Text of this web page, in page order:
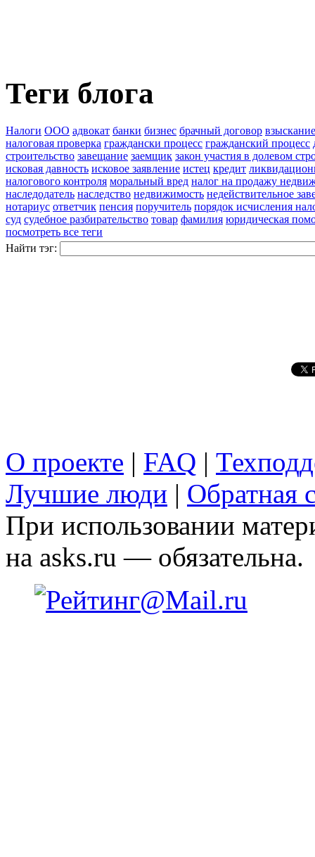
Теги блога
Налоги ООО адвокат банки бизнес брачный договор
налоговая проверка граждански процесс гражданский процесс
строительство завещание заемщик закон участия в долевом
исковая давность исковое заявление истец кредит
налогового контроля моральный вред налог на продажу
наследодатель наследство недвижимость недействительное
нотариус ответчик пенсия поручитель порядок исчисления
суд судебное разбирательство товар фамилия юридическая
посмотреть все теги
Найти тэг:
О проекте | FAQ |
Лучшие люди | Обратная
При использовании
на asks.ru — обязательна.